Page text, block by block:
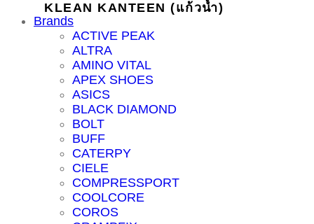
KLEAN KANTEEN (แก้วน้ำ)
Brands
ACTIVE PEAK
ALTRA
AMINO VITAL
APEX SHOES
ASICS
BLACK DIAMOND
BOLT
BUFF
CATERPY
CIELE
COMPRESSPORT
COOLCORE
COROS